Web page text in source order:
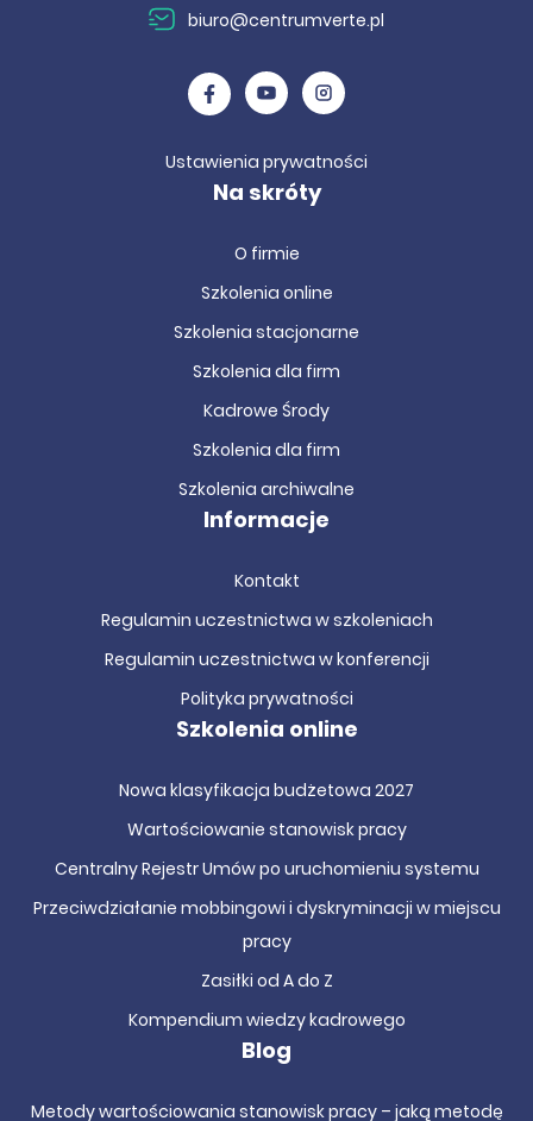
biuro@centrumverte.pl
Ustawienia prywatności
Na skróty
O firmie
Szkolenia online
Szkolenia stacjonarne
Szkolenia dla firm
Kadrowe Środy
Szkolenia dla firm
Szkolenia archiwalne
Informacje
Kontakt
Regulamin uczestnictwa w szkoleniach
Regulamin uczestnictwa w konferencji
Polityka prywatności
Szkolenia online
Nowa klasyfikacja budżetowa 2027
Wartościowanie stanowisk pracy
Centralny Rejestr Umów po uruchomieniu systemu
Przeciwdziałanie mobbingowi i dyskryminacji w miejscu
pracy
Zasiłki od A do Z
Kompendium wiedzy kadrowego
Blog
Metody wartościowania stanowisk pracy – jaką metodę